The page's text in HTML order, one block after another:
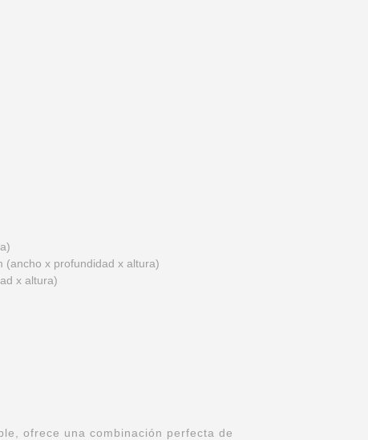
(ancho x profundidad x altura)
x altura)
ofrece una combinación perfecta de